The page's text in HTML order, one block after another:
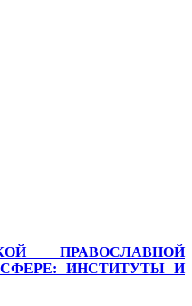
ПРАВОСЛАВНОЙ
ИНСТИТУТЫ И